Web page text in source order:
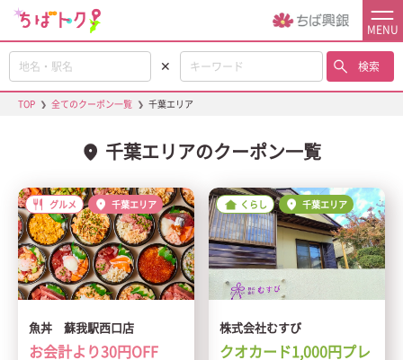
MENU
✕ 検索
TOP ❯ 全てのクーポン一覧 ❯ 千葉エリア
千葉エリアのクーポン一覧
グルメ 千葉エリア
魚丼 蘇我駅西口店
お会計より30円OFF
くらし 千葉エリア
株式会社むすび
クオカード1,000円プレ